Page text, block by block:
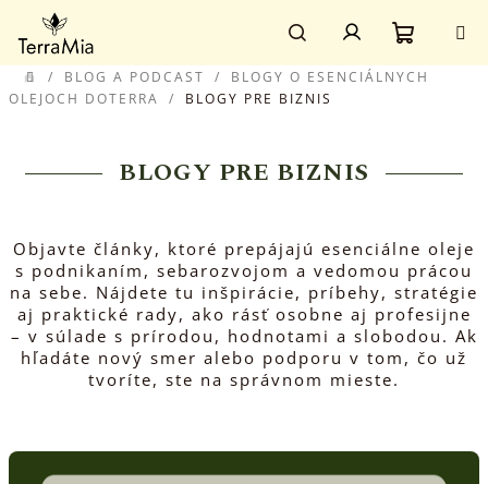
obsah
Hľadať
Prihlásenie
DOMOV
/ BLOG A PODCAST /
BLOGY O ESENCIÁLNYCH
OLEJOCH DOTERRA
/ BLOGY PRE BIZNIS
BLOGY PRE BIZNIS
Objavte články, ktoré prepájajú esenciálne oleje
s podnikaním, sebarozvojom a vedomou prácou
na sebe. Nájdete tu inšpirácie, príbehy, stratégie
aj praktické rady, ako rásť osobne aj profesijne
– v súlade s prírodou, hodnotami a slobodou. Ak
hľadáte nový smer alebo podporu v tom, čo už
tvoríte, ste na správnom mieste.
ý